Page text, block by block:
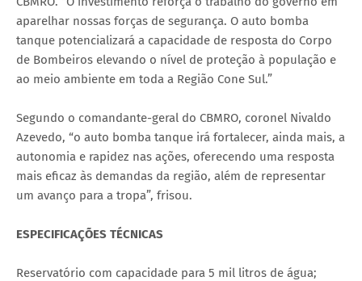
aparelhar nossas forças de segurança. O auto bomba
tanque potencializará a capacidade de resposta do Corpo
de Bombeiros elevando o nível de proteção à população e
ao meio ambiente em toda a Região Cone Sul.”
Segundo o comandante-geral do CBMRO, coronel Nivaldo
Azevedo, “o auto bomba tanque irá fortalecer, ainda mais, a
autonomia e rapidez nas ações, oferecendo uma resposta
mais eficaz às demandas da região, além de representar
um avanço para a tropa”, frisou.
ESPECIFICAÇÕES TÉCNICAS
Reservatório com capacidade para 5 mil litros de água;